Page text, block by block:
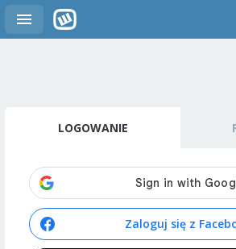
LOGOWANIE
Zaloguj się z